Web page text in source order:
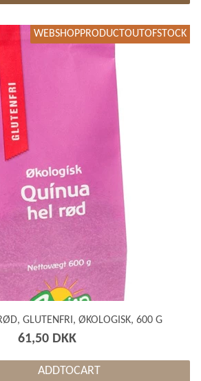
WEBSHOPPRODUCTOUTOFSTOCK
GLUTENFRI, ØKOLOGISK, 600 G
61,50 DKK
ADDTOCART